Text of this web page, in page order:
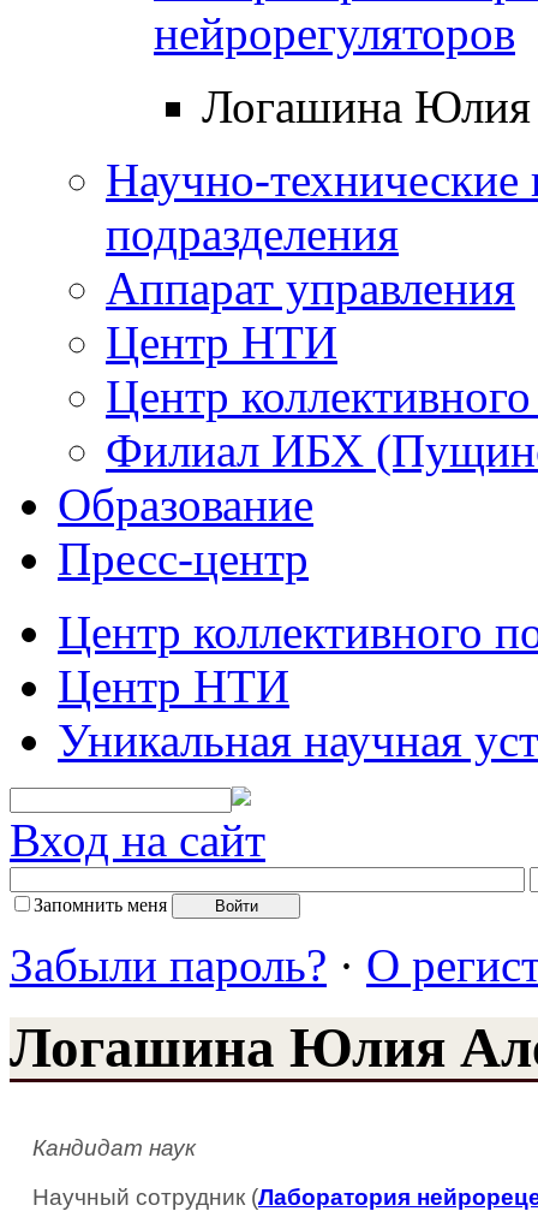
нейрорегуляторов
Логашина Юлия
Научно-технические
подразделения
Аппарат управления
Центр НТИ
Центр
Филиал ИБХ
Образование
Пресс-центр
Центр коллективного
Центр НТИ
Уникальная научная
Вход на сайт
Запомнить меня
Забыли пароль? · О
Логашина Юлия
Кандидат наук
Научный сотрудник (Лаборатория